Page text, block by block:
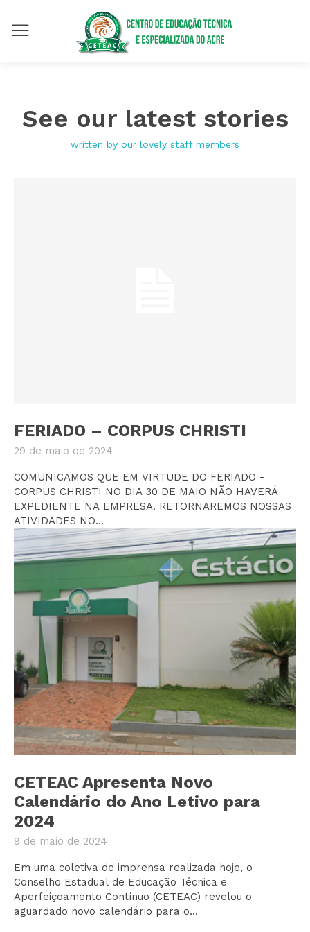
See our latest stories
written by our lovely staff members
FERIADO – CORPUS CHRISTI
29 de maio de 2024
COMUNICAMOS QUE EM VIRTUDE DO FERIADO -
CORPUS CHRISTI NO DIA 30 DE MAIO NÃO HAVERÁ
EXPEDIENTE NA EMPRESA. RETORNAREMOS NOSSAS
ATIVIDADES NO...
CETEAC Apresenta Novo
Calendário do Ano Letivo para
2024
9 de maio de 2024
Em uma coletiva de imprensa realizada hoje, o
Conselho Estadual de Educação Técnica e
Aperfeiçoamento Contínuo (CETEAC) revelou o
aguardado novo calendário para o...